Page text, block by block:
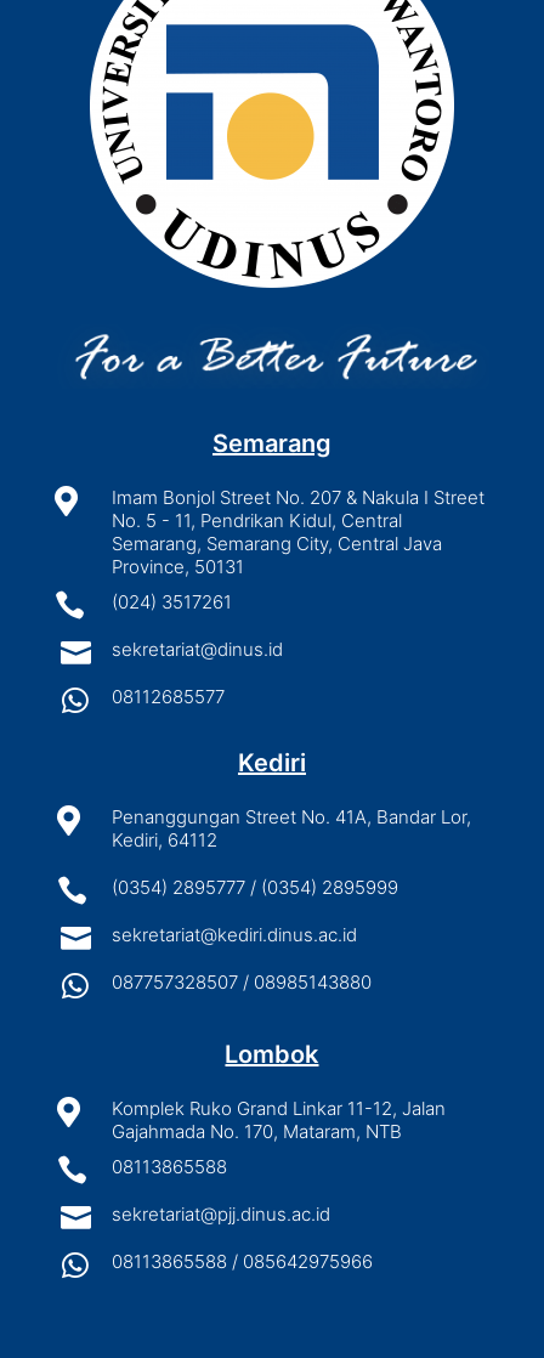
Semarang

Imam Bonjol Street No. 207 & Nakula I Street
No. 5 - 11, Pendrikan Kidul, Central
Semarang, Semarang City, Central Java
Province, 50131
 (024) 3517261
 sekretariat@dinus.id
 08112685577
Kediri

Penanggungan Street No. 41A, Bandar Lor,
Kediri, 64112
 (0354) 2895777 / (0354) 2895999
 sekretariat@kediri.dinus.ac.id
 087757328507 / 08985143880
Lombok

Komplek Ruko Grand Linkar 11-12, Jalan
Gajahmada No. 170, Mataram, NTB
 08113865588
 sekretariat@pjj.dinus.ac.id
 08113865588 / 085642975966